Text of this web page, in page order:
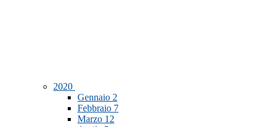
2020
Gennaio 2
Febbraio 7
Marzo 12